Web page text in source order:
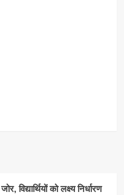
विद्यार्थियों को लक्ष्य निर्धारण